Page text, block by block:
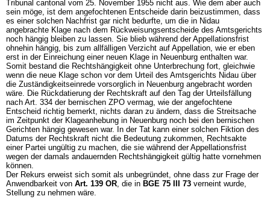
Tribunal cantonal vom 25. November 1955 nicht aus. Wie dem aber auch
sein möge, ist dem angefochtenen Entscheide darin beizustimmen, dass
es einer solchen Nachfrist gar nicht bedurfte, um die in Nidau
angebrachte Klage nach dem Rückweisungsentscheide des Amtsgerichts
noch hängig bleiben zu lassen. Sie blieb während der Appellationsfrist
ohnehin hängig, bis zum allfälligen Verzicht auf Appellation, wie er eben
erst in der Einreichung einer neuen Klage in Neuenburg enthalten war.
Somit bestand die Rechtshängigkeit ohne Unterbrechung fort, gleichwie
wenn die neue Klage schon vor dem Urteil des Amtsgerichts Nidau über
die Zuständigkeitseinrede vorsorglich in Neuenburg angebracht worden
wäre. Die Rückdatierung der Rechtskraft auf den Tag der Urteilsfällung
nach Art. 334 der bernischen ZPO vermag, wie der angefochtene
Entscheid richtig bemerkt, nichts daran zu ändern, dass die Streitsache
im Zeitpunkt der Klageanhebung in Neuenburg noch bei den bernischen
Gerichten hängig gewesen war. In der Tat kann einer solchen Fiktion des
Datums der Rechtskraft nicht die Bedeutung zukommen, Rechtsakte
einer Partei ungültig zu machen, die sie während der Appellationsfrist
wegen der damals andauernden Rechtshängigkeit gültig hatte vornehmen
können.
Der Rekurs erweist sich somit als unbegründet, ohne dass zur Frage der
Anwendbarkeit von Art. 139 OR, die in BGE 75 III 73 verneint wurde,
Stellung zu nehmen wäre.